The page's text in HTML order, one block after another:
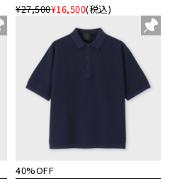
¥27,500¥16,500(税込)
40%OFF